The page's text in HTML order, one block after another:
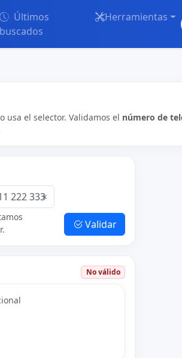
Últimos
buscados
Herramientas
o usa el selector. Validamos el número de
×
Validar
No válido